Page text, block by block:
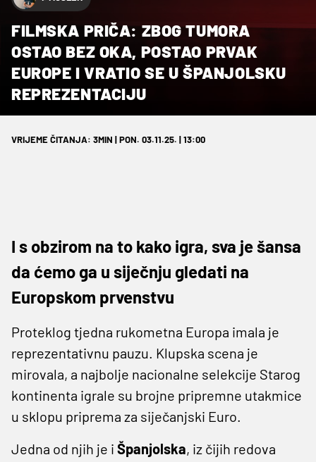
FILMSKA PRIČA: ZBOG TUMORA
OSTAO BEZ OKA, POSTAO PRVAK
EUROPE I VRATIO SE U ŠPANJOLSKU
REPREZENTACIJU
VRIJEME ČITANJA: 3MIN | PON. 03.11.25. | 13:00
I s obzirom na to kako igra, sva je šansa
da ćemo ga u siječnju gledati na
Europskom prvenstvu
Proteklog tjedna rukometna Europa imala je
reprezentativnu pauzu. Klupska scena je
mirovala, a najbolje nacionalne selekcije Starog
kontinenta igrale su brojne pripremne utakmice
u sklopu priprema za siječanjski Euro.
Jedna od njih je i Španjolska, iz čijih redova